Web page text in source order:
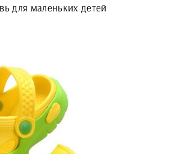
для маленьких детей